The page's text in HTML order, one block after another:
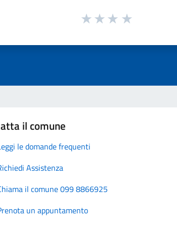
il comune
le domande frequenti
Assistenza
il comune 099 8866925
un appuntamento